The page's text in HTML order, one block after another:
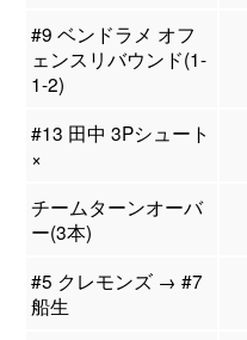
#9 ベンドラメ オフ
ェンスリバウンド(1-
1-2)
#13 田中 3Pシュート
×
チームターンオーバ
ー(3本)
#5 クレモンズ → #7
船生